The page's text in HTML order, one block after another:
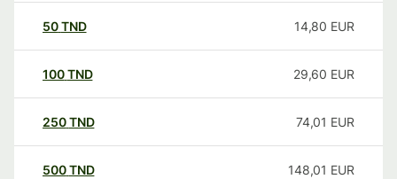
50TND 14,80 EUR
100TND 29,60 EUR
250TND 74,01 EUR
500TND 148,01 EUR